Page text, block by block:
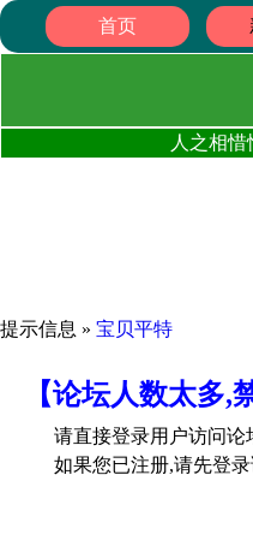
首页
人之相
提示信息 » 宝贝平特
【论坛人数太多
请直接登录用户访问论
如果您已注册,请先登